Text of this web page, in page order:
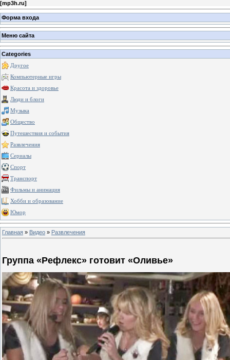
[mp3h.ru]
Форма входа
Меню сайта
Categories
Другое
Компьютерные игры
Красота и здоровье
Люди и блоги
Музыка
Общество
Путешествия и события
Развлечения
Сериалы
Спорт
Транспорт
Фильмы и анимация
Хобби и образование
Юмор
Главная » Видео » Развлечения
Группа «Рефлекс» готовит «Оливье»